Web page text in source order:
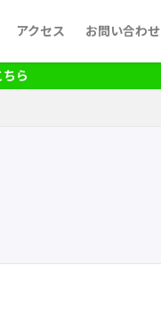
アクセス お問い合わせ